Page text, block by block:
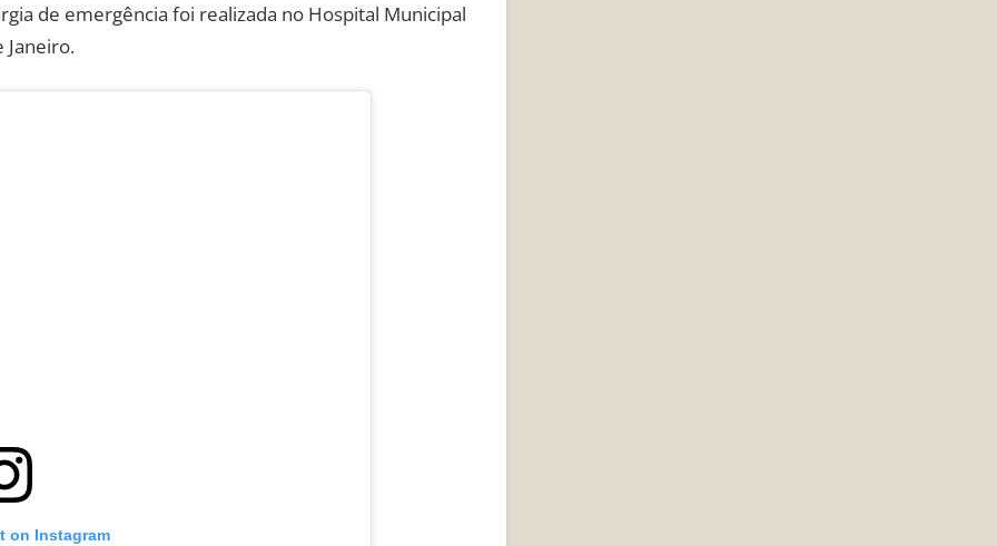
de emergência foi realizada no Hospital Municipal
Janeiro.
on Instagram